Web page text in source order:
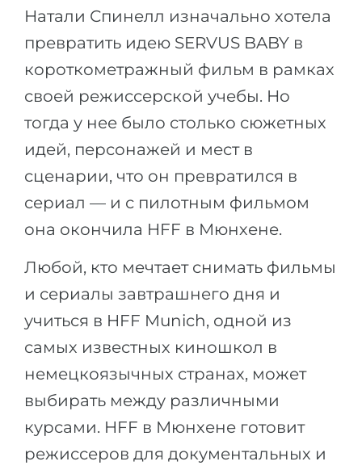
Натали Спинелл изначально хотела
превратить идею SERVUS BABY в
короткометражный фильм в рамках
своей режиссерской учебы. Но
тогда у нее было столько сюжетных
идей, персонажей и мест в
сценарии, что он превратился в
сериал — и с пилотным фильмом
она окончила HFF в Мюнхене.
Любой, кто мечтает снимать фильмы
и сериалы завтрашнего дня и
учиться в HFF Munich, одной из
самых известных киношкол в
немецкоязычных странах, может
выбирать между различными
курсами. HFF в Мюнхене готовит
режиссеров для документальных и